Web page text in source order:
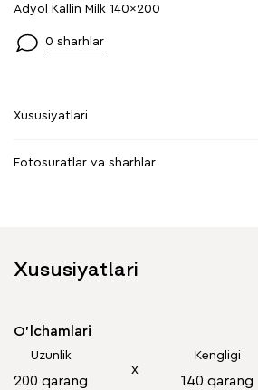
Adyol Kallin Milk 140x200
0 sharhlar
Xususiyatlari
Fotosuratlar va sharhlar
Xususiyatlari
O'lchamlari
Uzunlik
200 qarang
х
Kengligi
140 qarang